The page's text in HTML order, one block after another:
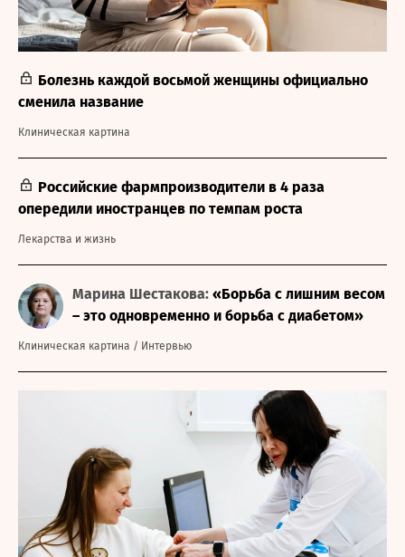
Клиническая картина
Болезнь каждой восьмой женщины официально
сменила название
Лекарства и жизнь
Российские фармпроизводители в 4 раза
опередили иностранцев по темпам роста
Клиническая картина / Интервью
Марина Шестакова: «Борьба с лишним весом
– это одновременно и борьба с диабетом»